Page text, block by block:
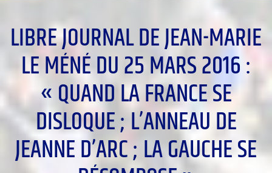
LIBRE JOURNAL DE JEAN-MARIE
LE MÉNÉ DU 25 MARS 2016 :
« QUAND LA FRANCE SE
DISLOQUE ; L’ANNEAU DE
JEANNE D’ARC ; LA GAUCHE SE